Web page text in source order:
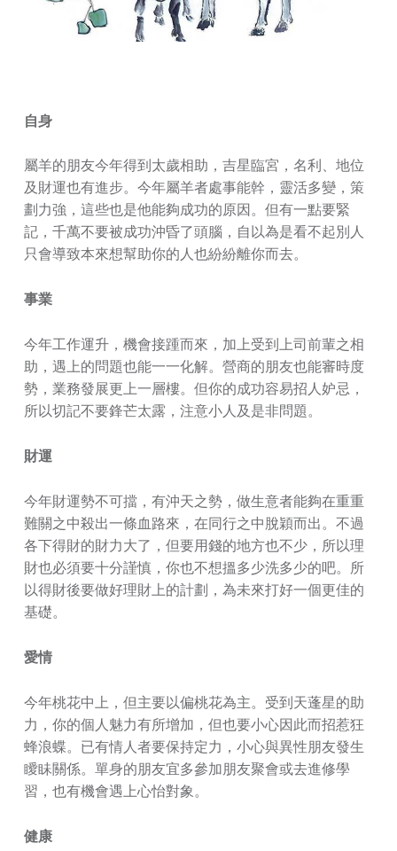
自身
屬羊的朋友今年得到太歲相助，吉星臨宮，名利、地位
及財運也有進步。今年屬羊者處事能幹，靈活多變，策
劃力強，這些也是他能夠成功的原因。但有一點要緊
記，千萬不要被成功沖昏了頭腦，自以為是看不起別人
只會導致本來想幫助你的人也紛紛離你而去。
事業
今年工作運升，機會接踵而來，加上受到上司前輩之相
助，遇上的問題也能一一化解。營商的朋友也能審時度
勢，業務發展更上一層樓。但你的成功容易招人妒忌，
所以切記不要鋒芒太露，注意小人及是非問題。
財運
今年財運勢不可擋，有沖天之勢，做生意者能夠在重重
難關之中殺出一條血路來，在同行之中脫穎而出。不過
各下得財的財力大了，但要用錢的地方也不少，所以理
財也必須要十分謹慎，你也不想搵多少洗多少的吧。所
以得財後要做好理財上的計劃，為未來打好一個更佳的
基礎。
愛情
今年桃花中上，但主要以偏桃花為主。受到天蓬星的助
力，你的個人魅力有所增加，但也要小心因此而招惹狂
蜂浪蝶。已有情人者要保持定力，小心與異性朋友發生
瞹眛關係。單身的朋友宜多參加朋友聚會或去進修學
習，也有機會遇上心怡對象。
健康